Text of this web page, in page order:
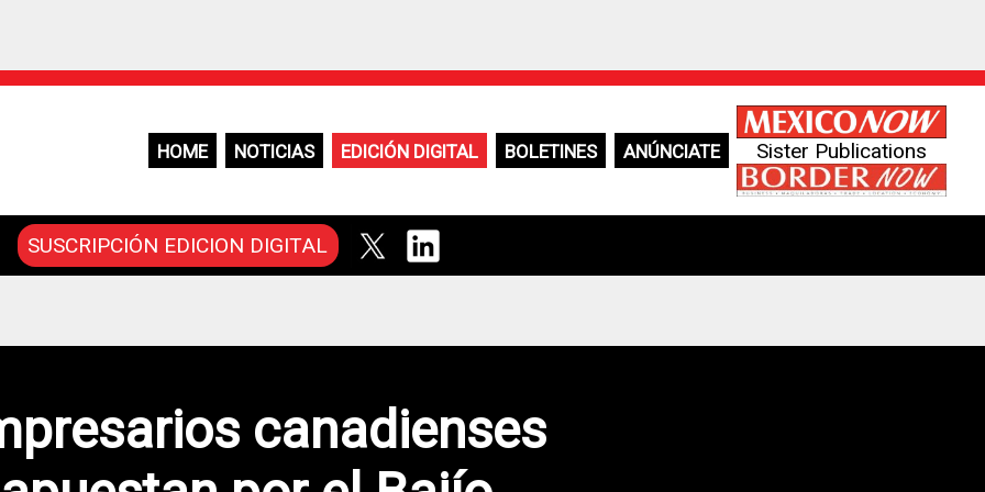
HOME NOTICIAS EDICIÓN DIGITAL BOLETINES ANÚNCIATE Sister Publications
SUSCRIPCIÓN EDICION DIGITAL
canadienses